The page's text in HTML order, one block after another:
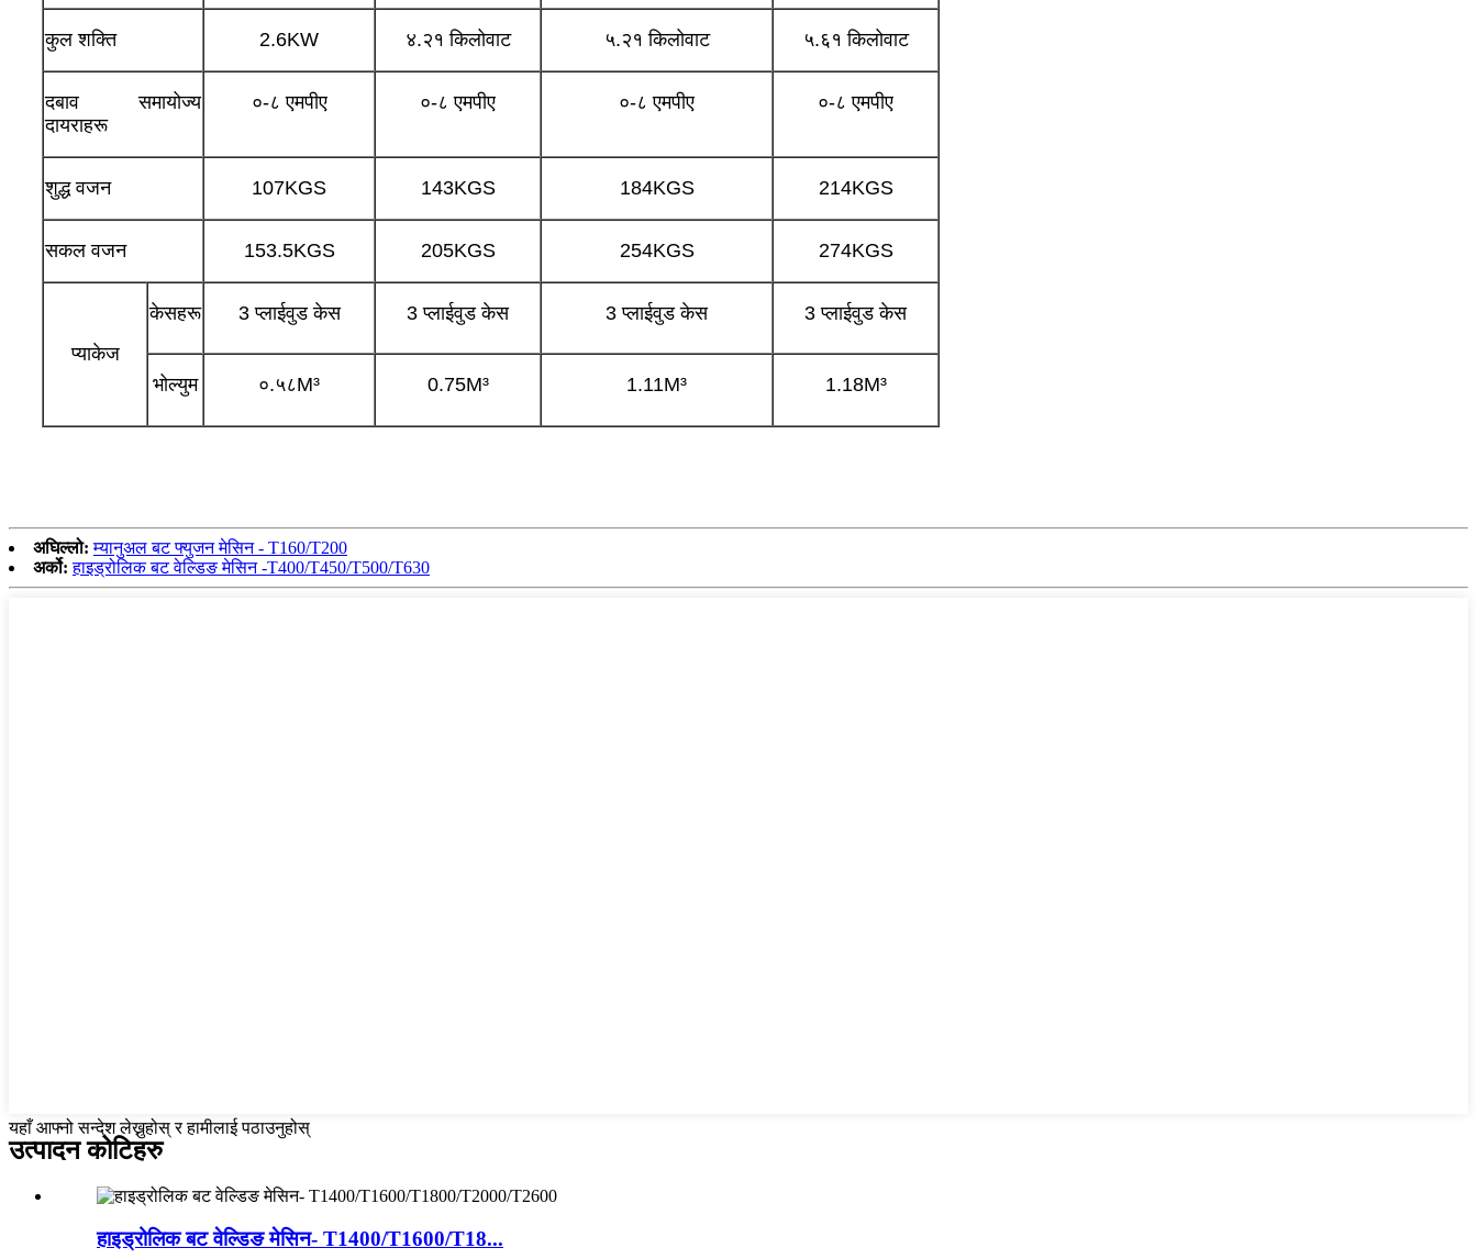
कुल शक्ति 2.6KW ४.२१ किलोवाट ५.२१ किलोवाट ५.६१ किलोवाट
दबाव समायोज्य
दायराहरू
०-८ एमपीए ०-८ एमपीए ०-८ एमपीए ०-८ एमपीए
शुद्ध वजन 107KGS 143KGS 184KGS 214KGS
सकल वजन 153.5KGS 205KGS 254KGS 274KGS
प्याकेज
केसहरू 3 प्लाईवुड केस 3 प्लाईवुड केस 3 प्लाईवुड केस 3 प्लाईवुड केस
भोल्युम ०.५८M³ 0.75M³ 1.11M³ 1.18M³
अघिल्लो: म्यानुअल बट फ्युजन मेसिन - T160/T200
अर्को: हाइड्रोलिक बट वेल्डिङ मेसिन -T400/T450/T500/T630
यहाँ आफ्नो सन्देश लेख्नुहोस् र हामीलाई पठाउनुहोस्
उत्पादन कोटिहरु
हाइड्रोलिक बट वेल्डिङ मेसिन- T1400/T1600/T18...